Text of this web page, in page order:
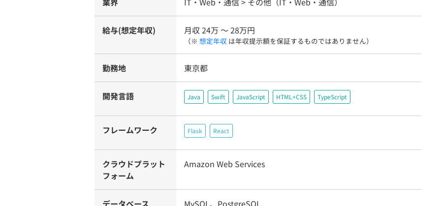
給与(想定年収) 月収 24万 〜 28万円
（※ 想定年収 は年収提示額を保証するものではありません）
勤務地 東京都
開発言語 Java Swift JavaScript HTML+CSS TypeScript
フレームワーク Flask React
クラウドプラット
フォーム
Amazon Web Services
データベース MySQL、PostgreSQL